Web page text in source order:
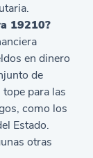
19210?
en dinero
de
para las
como los
Estado.
otras